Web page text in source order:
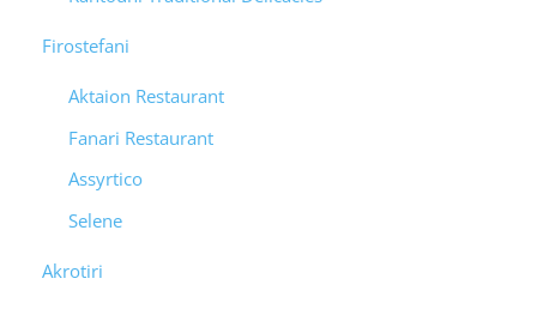
Firostefani
Aktaion Restaurant
Fanari Restaurant
Assyrtico
Selene
Akrotiri